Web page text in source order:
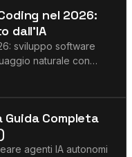
nel 2026:
dall'IA
sviluppo software
naturale con
Google Antigravity e
Guida Completa
agenti IA autonomi